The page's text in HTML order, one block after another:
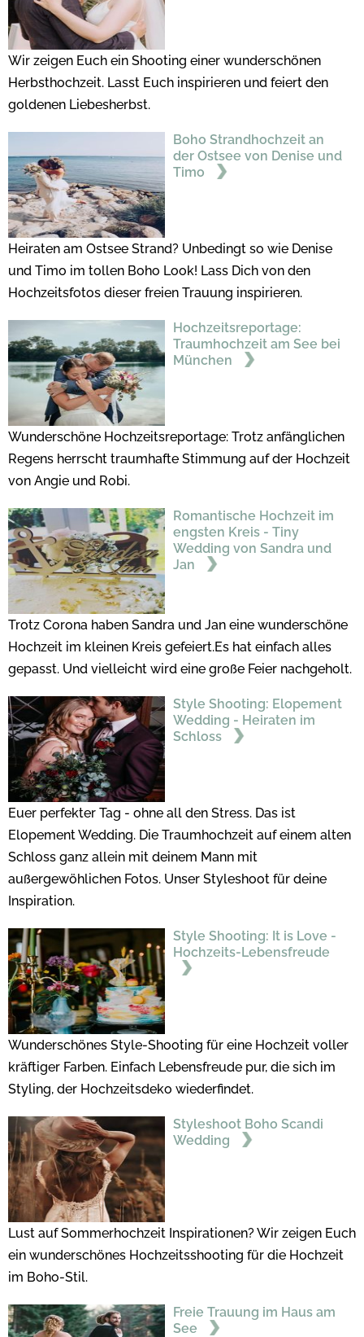
Wir zeigen Euch ein Shooting einer wunderschönen
Herbsthochzeit. Lasst Euch inspirieren und feiert den
goldenen Liebesherbst.
Boho Strandhochzeit an
der Ostsee von Denise und
Timo
Heiraten am Ostsee Strand? Unbedingt so wie Denise
und Timo im tollen Boho Look! Lass Dich von den
Hochzeitsfotos dieser freien Trauung inspirieren.
Hochzeitsreportage:
Traumhochzeit am See bei
München
Wunderschöne Hochzeitsreportage: Trotz anfänglichen
Regens herrscht traumhafte Stimmung auf der Hochzeit
von Angie und Robi.
Romantische Hochzeit im
engsten Kreis - Tiny
Wedding von Sandra und
Jan
Trotz Corona haben Sandra und Jan eine wunderschöne
Hochzeit im kleinen Kreis gefeiert.Es hat einfach alles
gepasst. Und vielleicht wird eine große Feier nachgeholt.
Style Shooting: Elopement
Wedding - Heiraten im
Schloss
Euer perfekter Tag - ohne all den Stress. Das ist
Elopement Wedding. Die Traumhochzeit auf einem alten
Schloss ganz allein mit deinem Mann mit
außergewöhlichen Fotos. Unser Styleshoot für deine
Inspiration.
Style Shooting: It is Love -
Hochzeits-Lebensfreude
Wunderschönes Style-Shooting für eine Hochzeit voller
kräftiger Farben. Einfach Lebensfreude pur, die sich im
Styling, der Hochzeitsdeko wiederfindet.
Styleshoot Boho Scandi
Wedding
Lust auf Sommerhochzeit Inspirationen? Wir zeigen Euch
ein wunderschönes Hochzeitsshooting für die Hochzeit
im Boho-Stil.
Freie Trauung im Haus am
See